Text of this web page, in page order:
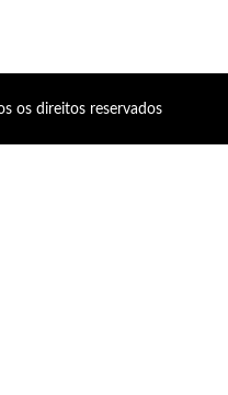
os direitos reservados